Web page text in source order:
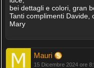
bei dettagli e colori, gran
Tanti complimenti Davide,
Mary
Mauri
15 Dicembre 2024 ore